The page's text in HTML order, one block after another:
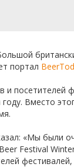
портал
и посетителей
Вместо
«Мы были
Festival